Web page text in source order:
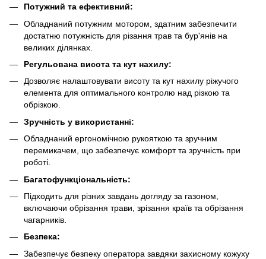
Потужний та ефективний:
Обладнаний потужним мотором, здатним забезпечити
достатню потужність для різання трав та бур'янів на
великих ділянках.
Регульована висота та кут нахилу:
Дозволяє налаштовувати висоту та кут нахилу ріжучого
елемента для оптимального контролю над різкою та
обрізкою.
Зручність у використанні:
Обладнаний ергономічною рукояткою та зручним
перемикачем, що забезпечує комфорт та зручність при
роботі.
Багатофункціональність:
Підходить для різних завдань догляду за газоном,
включаючи обрізання трави, зрізання країв та обрізання
чагарників.
Безпека:
Забезпечує безпеку оператора завдяки захисному кожуху